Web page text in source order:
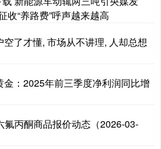
收“养路费”呼声越来越高
了才懂, 市场从不讲理, 人却总想
：2025年前三季度净利润同比增
丙酮商品报价动态（2026-03-